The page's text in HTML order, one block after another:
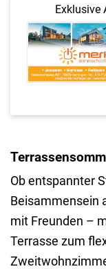
Exklusive
Ob entspannter
Beisammensein
mit Freunden –
Terrasse zum